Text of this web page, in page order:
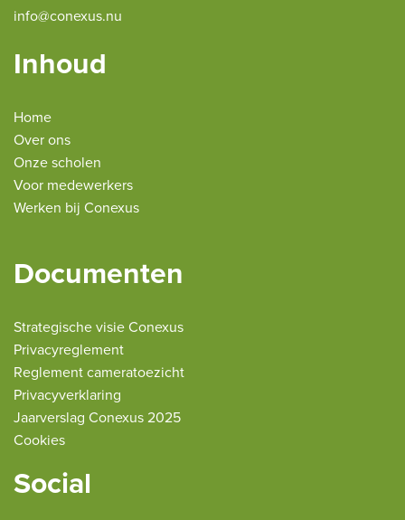
info@conexus.nu
Inhoud
Home
Over ons
Onze scholen
Voor medewerkers
Werken bij Conexus
Documenten
Strategische visie Conexus
Privacyreglement
Reglement cameratoezicht
Privacyverklaring
Jaarverslag Conexus 2025
Cookies
Social